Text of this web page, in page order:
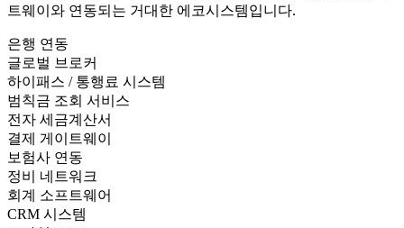
트웨이와 연동되는 거대한 에코시스템입니다.
은행 연동
글로벌 브로커
하이패스 / 통행료 시스템
범칙금 조회 서비스
전자 세금계산서
결제 게이트웨이
보험사 연동
정비 네트워크
회계 소프트웨어
CRM 시스템